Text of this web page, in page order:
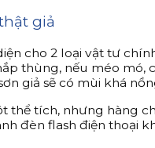
giả
cho 2 loại vật tư
thùng, nếu méo mó,
giả sẽ có mùi khá
thể tích, nhưng hàng
đèn flash điện